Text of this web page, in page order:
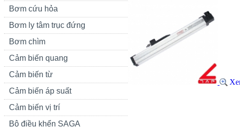
Bơm cứu hỏa
Bơm ly tâm trục đứng
Bơm chìm
Cảm biến quang
Cảm biến từ
Cảm biến áp suất
Cảm biến vị trí
Bộ điều khển SAGA